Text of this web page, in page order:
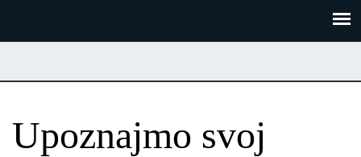
Upoznajmo svoj